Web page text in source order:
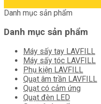
Danh mục sản phẩm
Danh mục sản phẩm
Máy sấy tay LAVFILL
Máy sấy tóc LAVFILL
Phụ kiện LAVFILL
Quạt âm trần LAVFILL
Quạt có cảm ứng
Quạt đèn LED